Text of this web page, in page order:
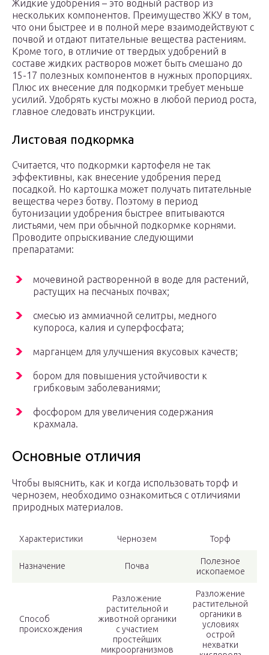
Жидкие удобрения – это водный раствор из
нескольких компонентов. Преимущество ЖКУ в том,
что они быстрее и в полной мере взаимодействуют с
почвой и отдают питательные вещества растениям.
Кроме того, в отличие от твердых удобрений в
составе жидких растворов может быть смешано до
15-17 полезных компонентов в нужных пропорциях.
Плюс их внесение для подкормки требует меньше
усилий. Удобрять кусты можно в любой период роста,
главное следовать инструкции.
Листовая подкормка
Считается, что подкормки картофеля не так
эффективны, как внесение удобрения перед
посадкой. Но картошка может получать питательные
вещества через ботву. Поэтому в период
бутонизации удобрения быстрее впитываются
листьями, чем при обычной подкормке корнями.
Проводите опрыскивание следующими
препаратами:
мочевиной растворенной в воде для растений,
растущих на песчаных почвах;
смесью из аммиачной селитры, медного
купороса, калия и суперфосфата;
марганцем для улучшения вкусовых качеств;
бором для повышения устойчивости к
грибковым заболеваниями;
фосфором для увеличения содержания
крахмала.
Основные отличия
Чтобы выяснить, как и когда использовать торф и
чернозем, необходимо ознакомиться с отличиями
природных материалов.
Характеристики Чернозем Торф
Назначение Почва
Полезное
ископаемое
Способ
происхождения
Разложение
растительной и
животной органики
с участием
простейших
микроорганизмов
Разложение
растительной
органики в
условиях
острой
нехватки